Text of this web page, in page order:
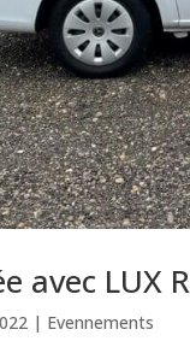
avec LUX
| Evennements